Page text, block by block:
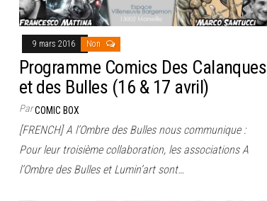
9 mars 2016 Non
Programme Comics Des Calanques
et des Bulles (16 & 17 avril)
ParCOMIC BOX
[FRENCH] A l’Ombre des Bulles nous communique :
Pour leur troisième collaboration, les associations A
l’Ombre des Bulles et Lumin’art sont…